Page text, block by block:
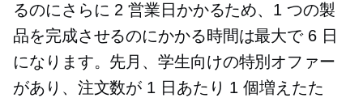
るのにさらに 2 営業日かかるため、1 つの製
品を完成させるのにかかる時間は最大で 6 日
になります。先月、学生向けの特別オファー
があり、注文数が 1 日あたり 1 個増えたた